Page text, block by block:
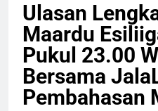
Ulasan
Maardu
Pukul 23.00
Bersama
Pembahasan